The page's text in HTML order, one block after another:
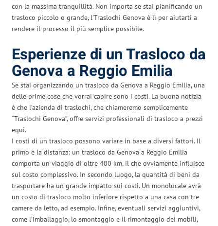
con la massima tranquillità. Non importa se stai pianificando un
trasloco piccolo o grande, l’Traslochi Genova è lì per aiutarti a
rendere il processo il più semplice possibile.
Esperienze di un Trasloco da
Genova a Reggio Emilia
Se stai organizzando un trasloco da Genova a Reggio Emilia, una
delle prime cose che vorrai capire sono i costi. La buona notizia
è che l’azienda di traslochi, che chiameremo semplicemente
“Traslochi Genova”, offre servizi professionali di trasloco a prezzi
equi.
I costi di un trasloco possono variare in base a diversi fattori. Il
primo è la distanza: un trasloco da Genova a Reggio Emilia
comporta un viaggio di oltre 400 km, il che ovviamente influisce
sul costo complessivo. In secondo luogo, la quantità di beni da
trasportare ha un grande impatto sui costi. Un monolocale avrà
un costo di trasloco molto inferiore rispetto a una casa con tre
camere da letto, ad esempio. Infine, eventuali servizi aggiuntivi,
come l’imballaggio, lo smontaggio e il rimontaggio dei mobili,